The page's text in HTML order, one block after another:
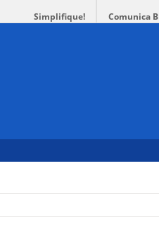
Simplifique! Comunica